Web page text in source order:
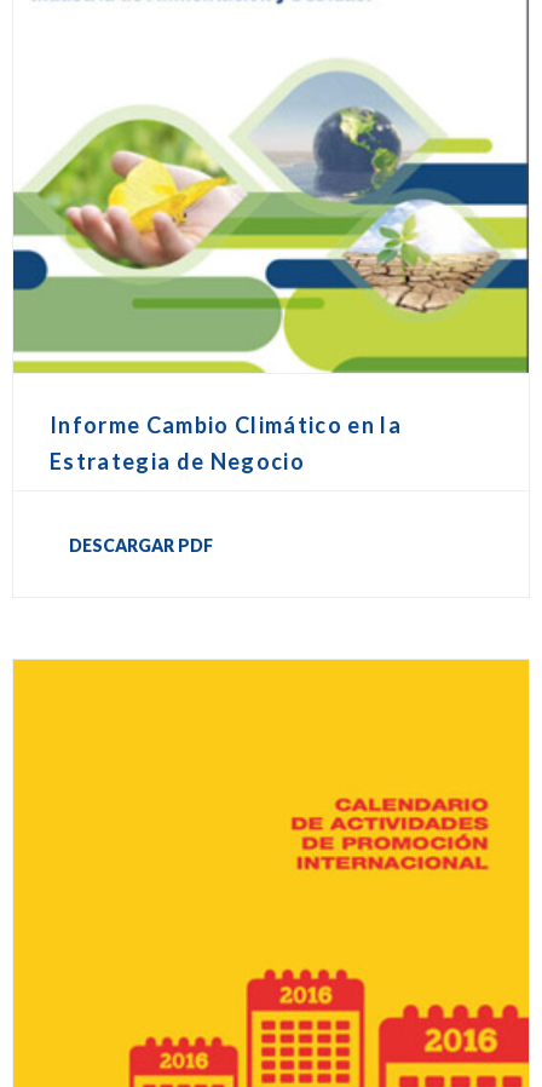
Informe Cambio Climático en la
Estrategia de Negocio
DESCARGAR PDF